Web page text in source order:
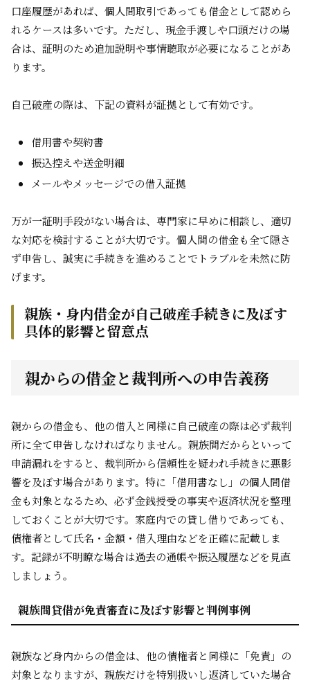
口座履歴があれば、個人間取引であっても借金として認めら
れるケースは多いです。ただし、現金手渡しや口頭だけの場
合は、証明のため追加説明や事情聴取が必要になることがあ
ります。
自己破産の際は、下記の資料が証拠として有効です。
借用書や契約書
振込控えや送金明細
メールやメッセージでの借入証拠
万が一証明手段がない場合は、専門家に早めに相談し、適切
な対応を検討することが大切です。個人間の借金も全て隠さ
ず申告し、誠実に手続きを進めることでトラブルを未然に防
げます。
親族・身内借金が自己破産手続きに及ぼす
具体的影響と留意点
親からの借金と裁判所への申告義務
親からの借金も、他の借入と同様に自己破産の際は必ず裁判
所に全て申告しなければなりません。親族間だからといって
申請漏れをすると、裁判所から信頼性を疑われ手続きに悪影
響を及ぼす場合があります。特に「借用書なし」の個人間借
金も対象となるため、必ず金銭授受の事実や返済状況を整理
しておくことが大切です。家庭内での貸し借りであっても、
債権者として氏名・金額・借入理由などを正確に記載しま
す。記録が不明瞭な場合は過去の通帳や振込履歴などを見直
しましょう。
親族間貸借が免責審査に及ぼす影響と判例事例
親族など身内からの借金は、他の債権者と同様に「免責」の
対象となりますが、親族だけを特別扱いし返済していた場合